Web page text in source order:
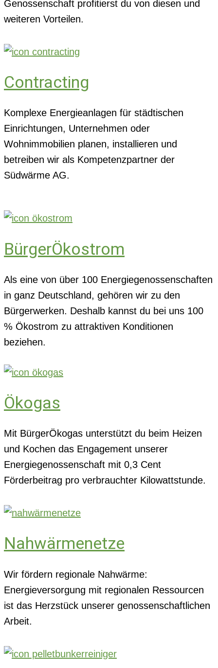
Genossenschaft profitierst du von diesen und
weiteren Vorteilen.
Contracting
Komplexe Energieanlagen für städtischen
Einrichtungen, Unternehmen oder
Wohnimmobilien planen, installieren und
betreiben wir als Kompetenzpartner der
Südwärme AG.
BürgerÖkostrom
Als eine von über 100 Energiegenossenschaften
in ganz Deutschland, gehören wir zu den
Bürgerwerken. Deshalb kannst du bei uns 100
% Ökostrom zu attraktiven Konditionen
beziehen.
Ökogas
Mit BürgerÖkogas unterstützt du beim Heizen
und Kochen das Engagement unserer
Energiegenossenschaft mit 0,3 Cent
Förderbeitrag pro verbrauchter Kilowattstunde.
Nahwärmenetze
Wir fördern regionale Nahwärme:
Energieversorgung mit regionalen Ressourcen
ist das Herzstück unserer genossenschaftlichen
Arbeit.